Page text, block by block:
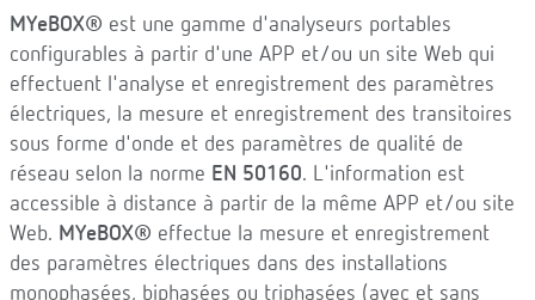
MYeBOX® est une gamme d'analyseurs portables
configurables à partir d'une APP et/ou un site Web qui
effectuent l'analyse et enregistrement des paramètres
électriques, la mesure et enregistrement des transitoires
sous forme d'onde et des paramètres de qualité de
réseau selon la norme EN 50160. L'information est
accessible à distance à partir de la même APP et/ou site
Web. MYeBOX® effectue la mesure et enregistrement
des paramètres électriques dans des installations
monophasées, biphasées ou triphasées (avec et sans